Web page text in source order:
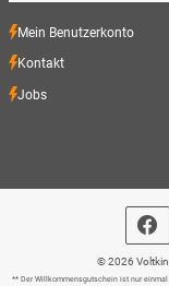
Mein Benutzerkonto
Kontakt
Jobs
© 2026
** Der Willkommensgutschein ist nur